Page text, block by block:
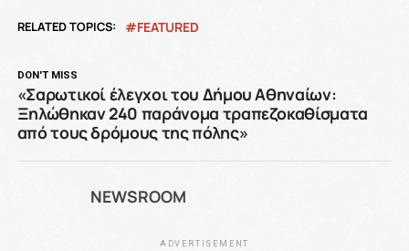
RELATED TOPICS: FEATURED
DON'T MISS
«Σαρωτικοί έλεγχοι του Δήμου Αθηναίων:
Ξηλώθηκαν 240 παράνομα τραπεζοκαθίσματα
από τους δρόμους της πόλης»
NEWSROOM
ADVERTISEMENT